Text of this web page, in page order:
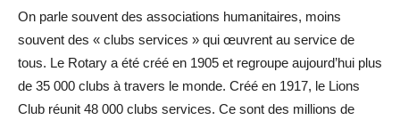
On parle souvent des associations humanitaires, moins
souvent des « clubs services » qui œuvrent au service de
tous. Le Rotary a été créé en 1905 et regroupe aujourd’hui plus
de 35 000 clubs à travers le monde. Créé en 1917, le Lions
Club réunit 48 000 clubs services. Ce sont des millions de